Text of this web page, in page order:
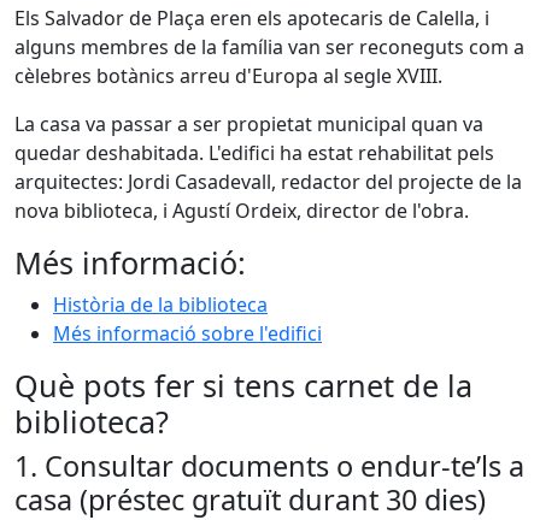
Els Salvador de Plaça eren els apotecaris de Calella, i
alguns membres de la família van ser reconeguts com a
cèlebres botànics arreu d'Europa al segle XVIII.
La casa va passar a ser propietat municipal quan va
quedar deshabitada. L'edifici ha estat rehabilitat pels
arquitectes: Jordi Casadevall, redactor del projecte de la
nova biblioteca, i Agustí Ordeix, director de l'obra.
Més informació:
Història de la biblioteca
Més informació sobre l'edifici
Què pots fer si tens carnet de la
biblioteca?
1. Consultar documents o endur-te’ls a
casa (préstec gratuït durant 30 dies)